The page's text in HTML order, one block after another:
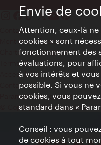
Contact
Mentions obligatoires
Charte sur le respect de la vie
Terms of Use
Accessibilité
Contact presse
Paramètres de cookies
© Copyright WienTourismus
Envie de
Attention, ceux-là ne
cookies » sont
fonctionnement des
évaluations, pour
à vos intérêts et
possible. Si vous ne
cookies, vous
standard dans «
Conseil : vous
de cookies à tout